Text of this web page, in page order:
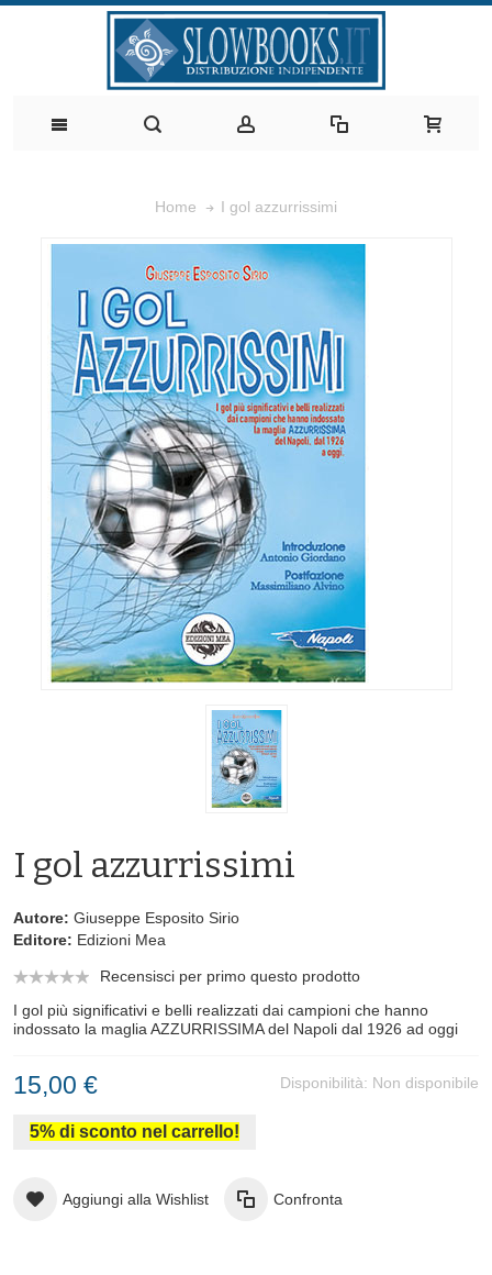
Home I gol azzurrissimi
I gol azzurrissimi
Autore: Giuseppe Esposito Sirio
Editore: Edizioni Mea
Recensisci per primo questo prodotto
I gol più significativi e belli realizzati dai campioni che hanno
indossato la maglia AZZURRISSIMA del Napoli dal 1926 ad oggi
Disponibilità: Non disponibile
15,00 €
5% di sconto nel carrello!
Aggiungi alla Wishlist Confronta